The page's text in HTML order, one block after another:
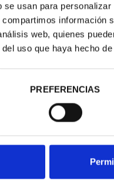
usan para
información
web, quienes
uso que haya hecho
PREFERENCIAS
-
ESPA...
€
XIII